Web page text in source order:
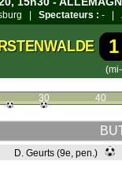
| Spectateurs : - |
1
30 40
D. Geurts (9e, pen.)